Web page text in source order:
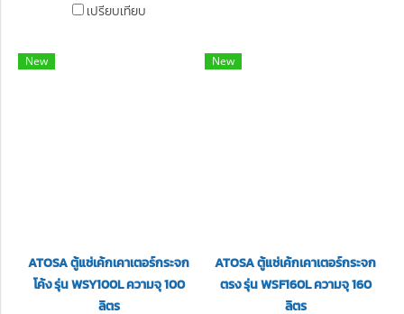
เปรียบเทียบ
New
ATOSA ตู้แช่เค้กเคาเตอร์กระจก
โค้ง รุ่น WSY100L ความจุ 100
ลิตร
New
ATOSA ตู้แช่เค้กเคาเตอร์กระจก
ตรง รุ่น WSF160L ความจุ 160
ลิตร